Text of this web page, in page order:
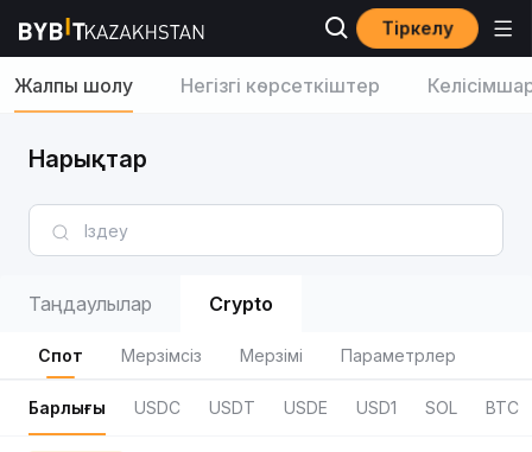
Тіркелу
Жалпы шолу Негізгі көрсеткіштер
Нарықтар
Таңдаулылар Crypto
Спот Мерзімсіз Мерзімі Параметрлер
Барлығы USDC USDT USDE USD1 SOL BTC